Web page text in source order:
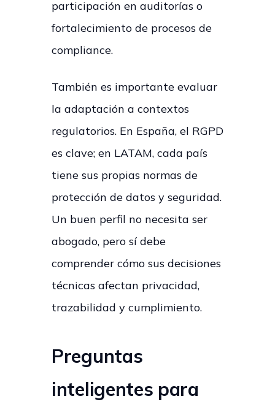
participación en auditorías o
fortalecimiento de procesos de
compliance.
También es importante evaluar
la adaptación a contextos
regulatorios. En España, el RGPD
es clave; en LATAM, cada país
tiene sus propias normas de
protección de datos y seguridad.
Un buen perfil no necesita ser
abogado, pero sí debe
comprender cómo sus decisiones
técnicas afectan privacidad,
trazabilidad y cumplimiento.
Preguntas
inteligentes para